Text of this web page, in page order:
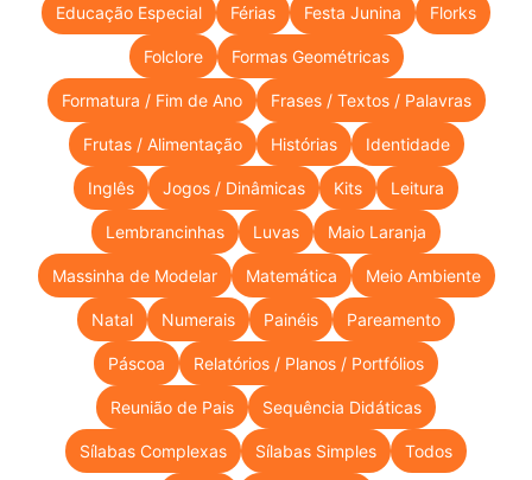
Educação Especial Férias Festa Junina Florks
Folclore Formas Geométricas
Formatura / Fim de Ano Frases / Textos / Palavras
Frutas / Alimentação Histórias Identidade
Inglês Jogos / Dinâmicas Kits Leitura
Lembrancinhas Luvas Maio Laranja
Massinha de Modelar Matemática Meio Ambiente
Natal Numerais Painéis Pareamento
Páscoa Relatórios / Planos / Portfólios
Reunião de Pais Sequência Didáticas
Sílabas Complexas Sílabas Simples Todos